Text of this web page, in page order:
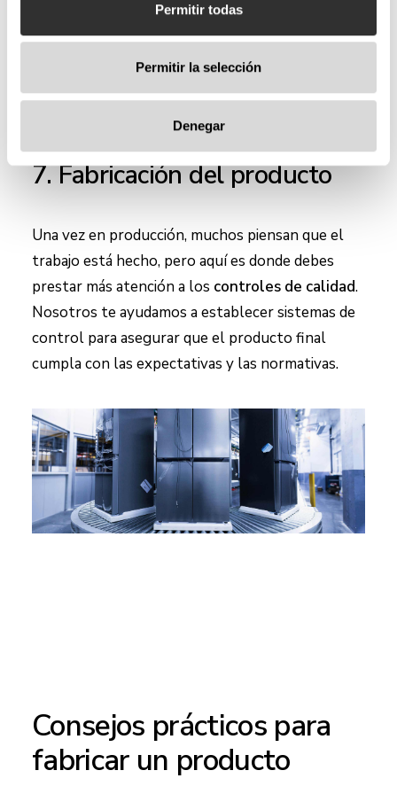
Permitir todas
Permitir la selección
Denegar
7. Fabricación del producto
Una vez en producción, muchos piensan que el
trabajo está hecho, pero aquí es donde debes
prestar más atención a los controles de calidad.
Nosotros te ayudamos a establecer sistemas de
control para asegurar que el producto final
cumpla con las expectativas y las normativas.
Consejos prácticos para
fabricar un producto